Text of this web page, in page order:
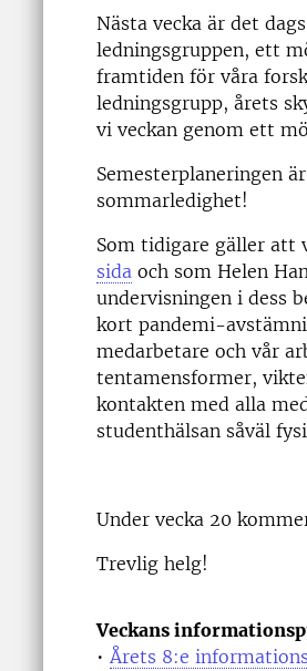
Nästa vecka är det
ledningsgruppen, ett
framtiden för våra
ledningsgrupp, årets
vi veckan genom ett
Semesterplaneringen
sommarledighet!
Som tidigare gäller att
sida och som Helen
undervisningen i dess
kort pandemi-
medarbetare och vår
tentamensformer,
kontakten med alla
studenthälsan såväl
Under vecka 20
Trevlig helg!
Veckans
• Årets 8:e